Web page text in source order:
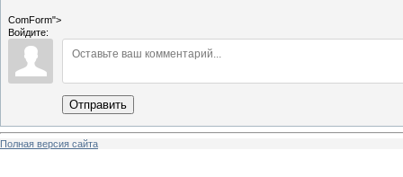
ComForm">
Войдите:
Отправить
Полная версия сайта